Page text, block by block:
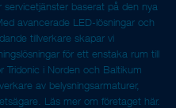
baserat på den nya
avancerade LED-lösningar och
tillverkare skapar vi
för ett enstaka rum till
Tridonic i Norden och Baltikum
av belysningsarmaturer,
Läs mer om företaget här.